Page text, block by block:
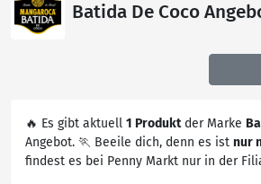
Batida De Coco
🔥 Es gibt aktuell 1 Produktder Marke
Angebot. 🏃 Beeile dich, denn es ist nur
findest es bei Penny Markt nur in der